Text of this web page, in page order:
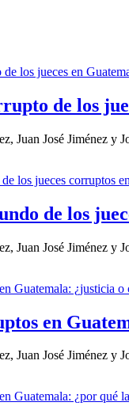
de los
Juan José Jiménez y
de los
Juan José Jiménez y
en
Juan José Jiménez y